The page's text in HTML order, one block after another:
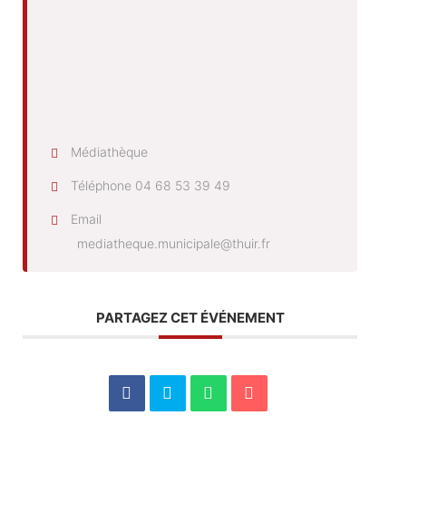
Médiathèque
Téléphone 04 68 53 39 49
Email
mediatheque.municipale@thuir.fr
PARTAGEZ CET ÉVÉNEMENT